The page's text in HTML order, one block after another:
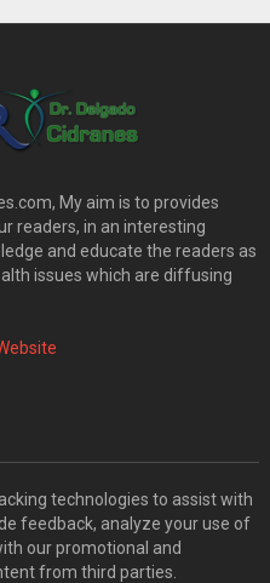
My aim is to provides
readers, in an interesting
and educate the readers as
issues which are diffusing
technologies to assist with
feedback, analyze your use of
our promotional and
from third parties.